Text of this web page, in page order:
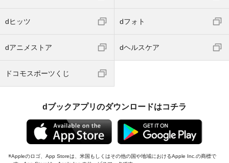
dヒッツ dフォト
dアニメストア dヘルスケア
ドコモスポーツくじ
dブックアプリのダウンロードはコチラ
Appleのロゴ、App Storeは、米国もしくはその他の国や地域におけるApple Inc.の商標で